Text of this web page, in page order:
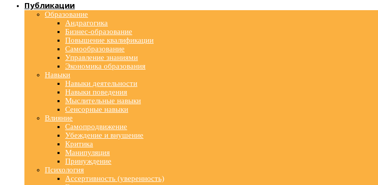
Публикации
Образование
Андрагогика
Бизнес-образование
Повышение квалификации
Самообразование
Управление знаниями
Экономика образования
Навыки
Навыки деятельности
Навыки поведения
Мыслительные навыки
Сенсорные навыки
Влияние
Самопродвижение
Убеждение и внушение
Критика
Манипуляция
Принуждение
Психология
Ассертивность (уверенность)